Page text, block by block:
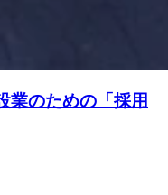
業のための「採用